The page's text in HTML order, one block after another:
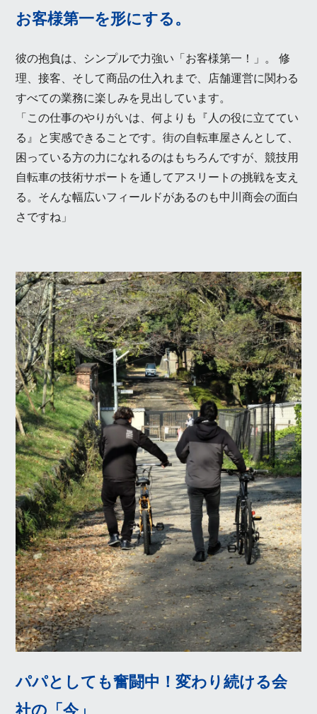
お客様第一を形にする。
彼の抱負は、シンプルで力強い「お客様第一！」。 修
理、接客、そして商品の仕入れまで、店舗運営に関わる
すべての業務に楽しみを見出しています。
「この仕事のやりがいは、何よりも『人の役に立ててい
る』と実感できることです。街の自転車屋さんとして、
困っている方の力になれるのはもちろんですが、競技用
自転車の技術サポートを通してアスリートの挑戦を支え
る。そんな幅広いフィールドがあるのも中川商会の面白
さですね」
パパとしても奮闘中！変わり続ける会
社の「今」